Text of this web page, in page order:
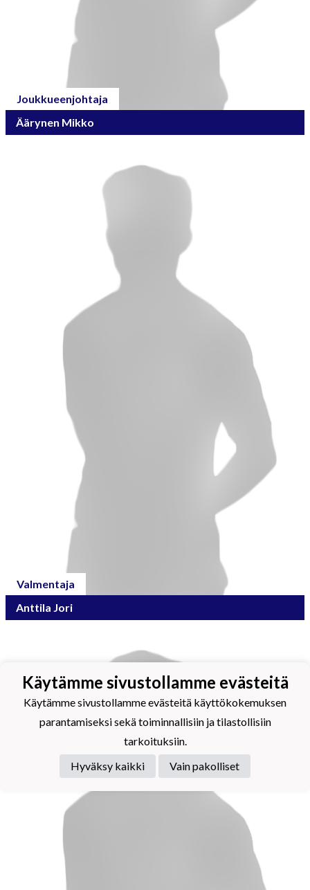
Joukkueenjohtaja
Äärynen Mikko
Valmentaja
Anttila Jori
Käytämme sivustollamme evästeitä
Käytämme sivustollamme evästeitä käyttökokemuksen
parantamiseksi sekä toiminnallisiin ja tilastollisiin
tarkoituksiin.
Hyväksy kaikki
Vain pakolliset